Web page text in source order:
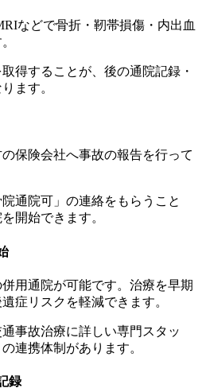
などで骨折・靭帯損傷・内出血
得することが、後の通院記録・
ます。
保険会社へ事故の報告を行って
通院可」の連絡をもらうこと
開始できます。
用通院が可能です。治療を早期
症リスクを軽減できます。
事故治療に詳しい専門スタッ
連携体制があります。
録